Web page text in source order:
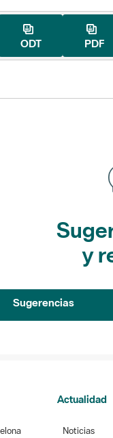
ODT PDF
nueva ventana)
y
Sugerencias
Actualidad
Noticias